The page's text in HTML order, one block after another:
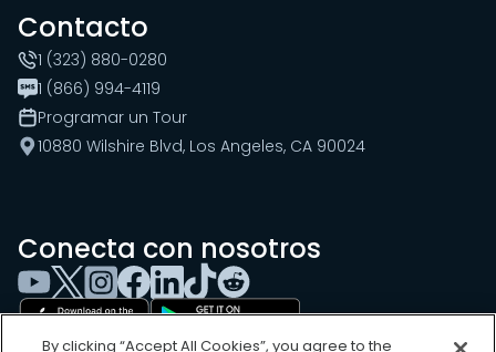
Contacto
1 (323) 880-0280
1 (866) 994-4119
Programar un Tour
10880 Wilshire Blvd, Los Angeles, CA 90024
Conecta con nosotros
By clicking “Accept All Cookies”, you agree to the